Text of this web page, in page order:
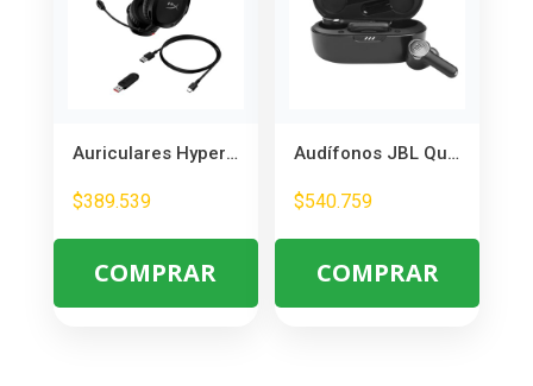
Auriculares HyperX Cloud Stinger 2 Inalámbricos – Gaming Sin Cables
$389.539
COMPRAR
Audífonos JBL Quantum TWS – Cancelación de Ruido y Baja Latencia para Gaming
$540.759
COMPRAR